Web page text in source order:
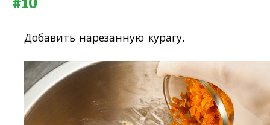
Добавить нарезанную курагу.